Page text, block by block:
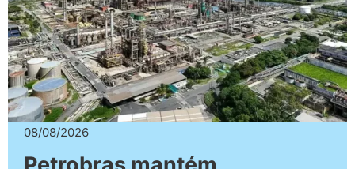
08/08/2026